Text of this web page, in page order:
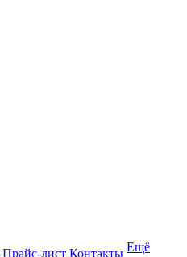
Прайс-лист Контакты Ещё